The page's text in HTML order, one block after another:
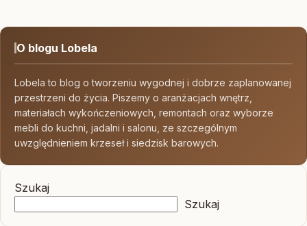
O blogu Lobela
Lobela to blog o tworzeniu wygodnej i dobrze zaplanowanej
przestrzeni do życia. Piszemy o aranżacjach wnętrz,
materiałach wykończeniowych, remontach oraz wyborze
mebli do kuchni, jadalni i salonu, ze szczególnym
uwzględnieniem krzeseł i siedzisk barowych.
Szukaj
Szukaj